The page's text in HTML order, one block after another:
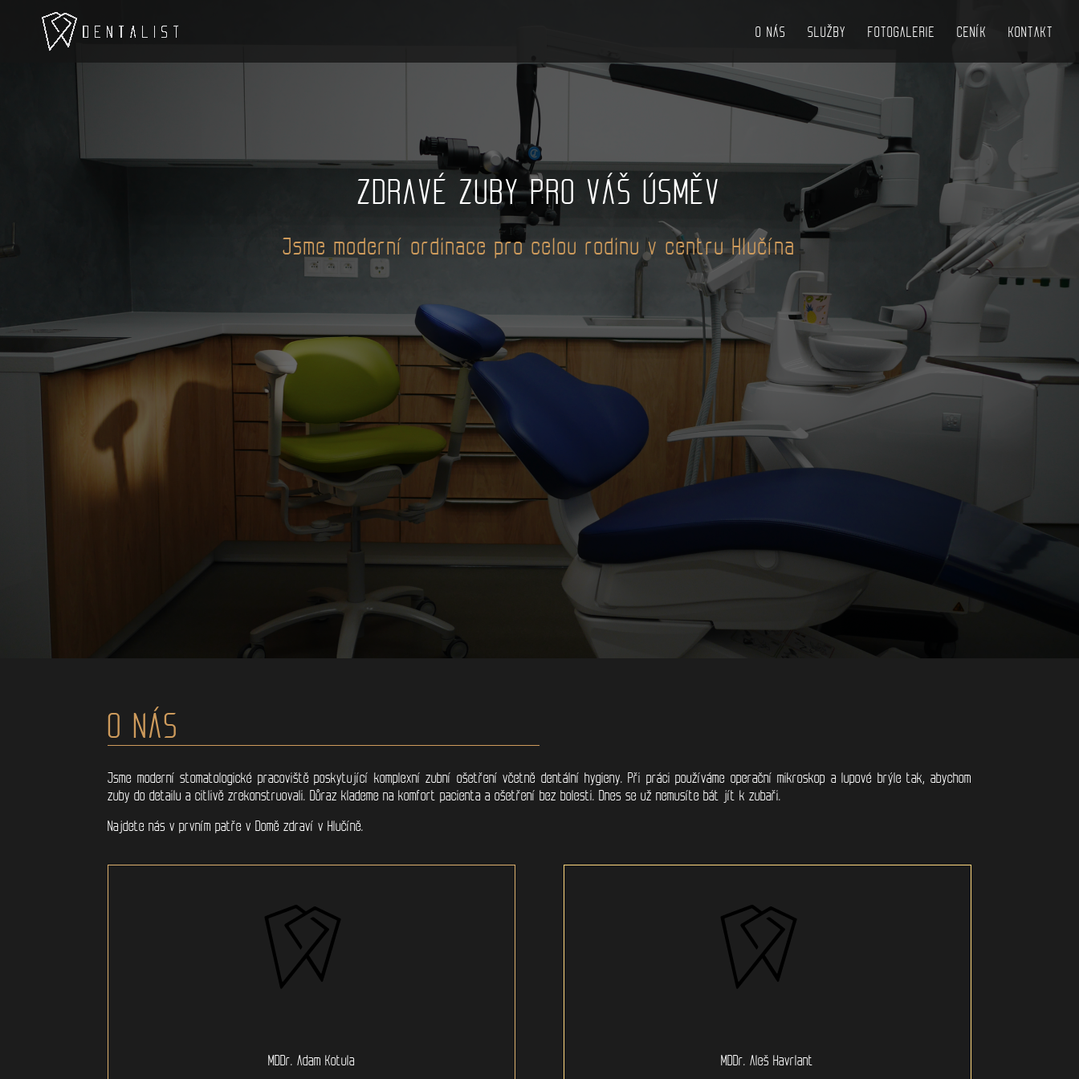
O NÁS SLUŽBY FOTOGALERIE CENÍK KONTAKT
ZDRAVÉ ZUBY PRO VÁŠ ÚSMĚV
Jsme moderní ordinace pro celou rodinu v centru Hlučína
O NÁS
Jsme moderní stomatologické pracoviště poskytující komplexní zubní ošetření včetně dentální hygieny. Při práci používáme operační mikroskop a lupové brýle tak, abychom
zuby do detailu a citlivě zrekonstruovali. Důraz klademe na komfort pacienta a ošetření bez bolesti. Dnes se už nemusíte bát jít k zubaři.
Najdete nás v prvním patře v Domě zdraví v Hlučíně.
MDDr. Adam Kotula
MDDr. Aleš Havrlant